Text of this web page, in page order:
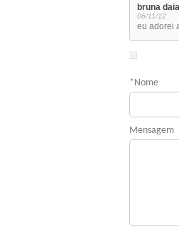
bruna
06/11/12
eu adorei
* Nome
Mensagem